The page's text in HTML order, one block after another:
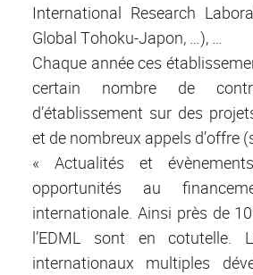
International Research
Global Tohoku-Japon, …), …
Chaque année ces
certain nombre de
d’établissement sur des
et de nombreux appels d’offre
« Actualités et
opportunités au
internationale. Ainsi près de
l’EDML sont en cotutelle.
internationaux multiples